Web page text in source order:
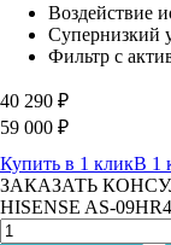
Воздействие
Супернизкий
Фильтр с
40 290 ₽
59 000 ₽
Купить в 1 кликВ 1
ЗАКАЗАТЬ
HISENSE AS-